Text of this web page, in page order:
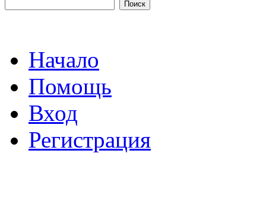
Начало
Помощь
Вход
Регистрация